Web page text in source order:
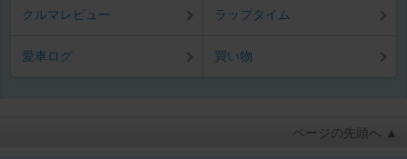
クルマレビュー ラップタイム
愛車ログ 買い物
ページの先頭へ ▲